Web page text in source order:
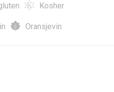
Kosher
Oransjevin